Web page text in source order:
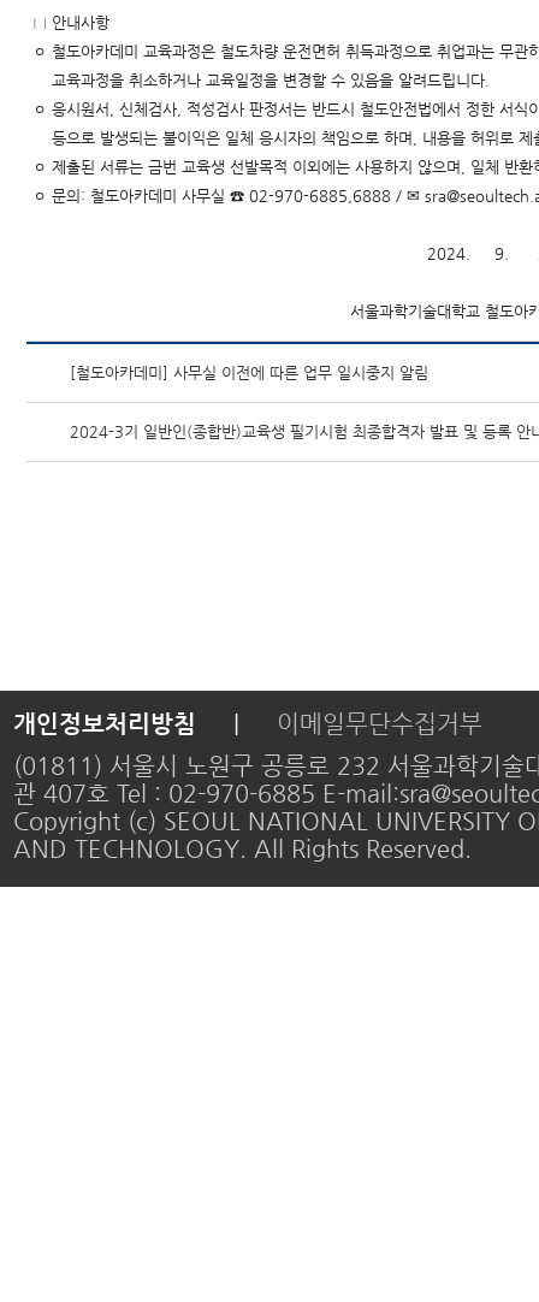
□ 안내사항
ㅇ 철도아카데미 교육과정은 철도차량 운전면허 취득과정으로 취업과는 무
교육과정을 취소하거나 교육일정을 변경할 수 있음을 알려드립니다.
ㅇ 응시원서, 신체검사, 적성검사 판정서는 반드시 철도안전법에서 정한 서
등으로 발생되는 불이익은 일체 응시자의 책임으로 하며, 내용을 허위로 제
ㅇ 제출된 서류는 금번 교육생 선발목적 이외에는 사용하지 않으며, 일체 반환
ㅇ 문의: 철도아카데미 사무실 ☎ 02-970-6885,6888 / ✉
2024. 9.
서울과학기술대학교 철도아카데미
[철도아카데미] 사무실 이전에 따른 업무 일시중지 알림
2024-3기 일반인(종합반)교육생 필기시험 최종합격자 발표 및 등록 안
개인정보처리방침
이메일무단수집거부
(01811) 서울시 노원구 공릉로 232 서울과학기술
관 407호 Tel : 02-970-6885 E-
Copyright (c) SEOUL NATIONAL UNIVERSITY
AND TECHNOLOGY. All Rights Reserved.